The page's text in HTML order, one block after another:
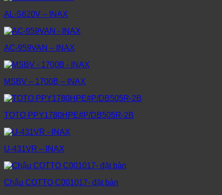
AL-S620V – INAX
AC-959VAN – INAX
MSBV – 1700B – INAX
TOTO PPY1780HPE#P/DB505R-2B
U-431VR – INAX
Chậu COTTO C001017- đặt bàn